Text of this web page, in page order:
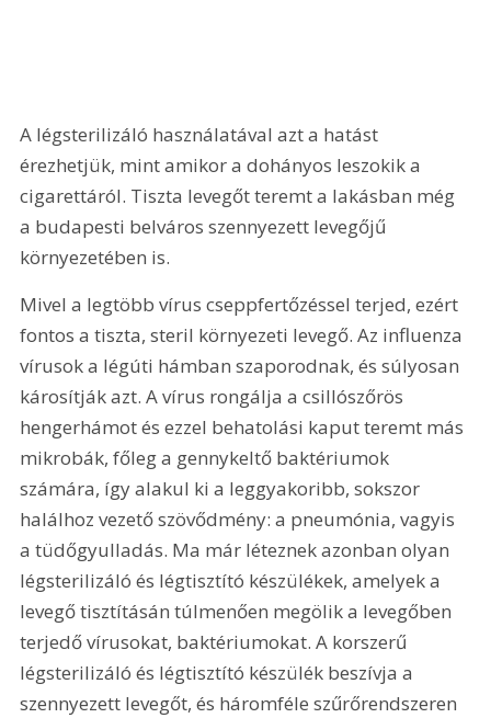
A légsterilizáló használatával azt a hatást
érezhetjük, mint amikor a dohányos leszokik a
cigarettáról. Tiszta levegőt teremt a lakásban még
a budapesti belváros szennyezett levegőjű
környezetében is.
Mivel a legtöbb vírus cseppfertőzéssel terjed, ezért
fontos a tiszta, steril környezeti levegő. Az influenza
vírusok a légúti hámban szaporodnak, és súlyosan
károsítják azt. A vírus rongálja a csillószőrös
hengerhámot és ezzel behatolási kaput teremt más
mikrobák, főleg a gennykeltő baktériumok
számára, így alakul ki a leggyakoribb, sokszor
halálhoz vezető szövődmény: a pneumónia, vagyis
a tüdőgyulladás. Ma már léteznek azonban olyan
légsterilizáló és légtisztító készülékek, amelyek a
levegő tisztításán túlmenően megölik a levegőben
terjedő vírusokat, baktériumokat. A korszerű
légsterilizáló és légtisztító készülék beszívja a
szennyezett levegőt, és háromféle szűrőrendszeren